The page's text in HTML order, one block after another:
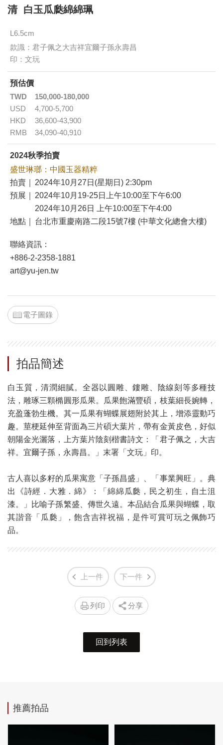
清 白玉瓜瓞綿綿珮
L6.5cm
款識：君子佩之大吉祥宜爾子孫永壽昌
印：文玩
預估價
TWD
150,000-180,000
USD
4,700-5,700
HKD
36,600-43,900
RMB
34,090-40,910
2024秋季拍賣
盛世琳瑯：中國玉器精粹
拍賣｜
2024年10月27日(星期日) 2:30pm
預展｜
2024年10月19-25日上午10:00至下午6:00
2024年10月26日 上午10:00至下午4:00
地點｜
台北市重慶南路二段15號7樓 (中華文化總會大樓)
聯絡資訊：
+886-2-2358-1881
art@yu-jen.tw
電子圖錄
拍品簡述
白玉質，清潤細膩。全器以圓雕、鏤雕、陰線刻等多種技
法，雕琢三顆橢圓形瓜果。瓜果飽滿豐碩，枝葉細長婉轉，
充盈蓬勃生機。其一瓜果有蝴蝶展翅附於其上，增添靈動巧
趣。莖梗延伸至背面為三片碩大葉片，帶有金黃皮色，好似
朝陽金光灑落，上方葉片陰刻楷書詩文：「君子佩之，大吉
祥。宜爾子孫，永壽昌。」末署「文玩」印。
古人喜以多籽的瓜果寓意「子孫昌盛」、「事業興旺」。典
出《詩經．大雅．綿》：「綿綿瓜瓞，民之初生，自土沮
漆。」比喻子孫繁盛、傳世久遠。本品結合瓜果與蝴蝶，取
其諧音「瓜瓞」，飽含吉祥祝福，是件可賞可玩之佩飾巧
品。
上一件 下一件
列印 分享
回到列表
推薦拍品